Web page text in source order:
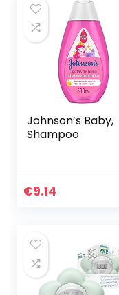
Johnson’s Baby,
Shampoo
€9.14